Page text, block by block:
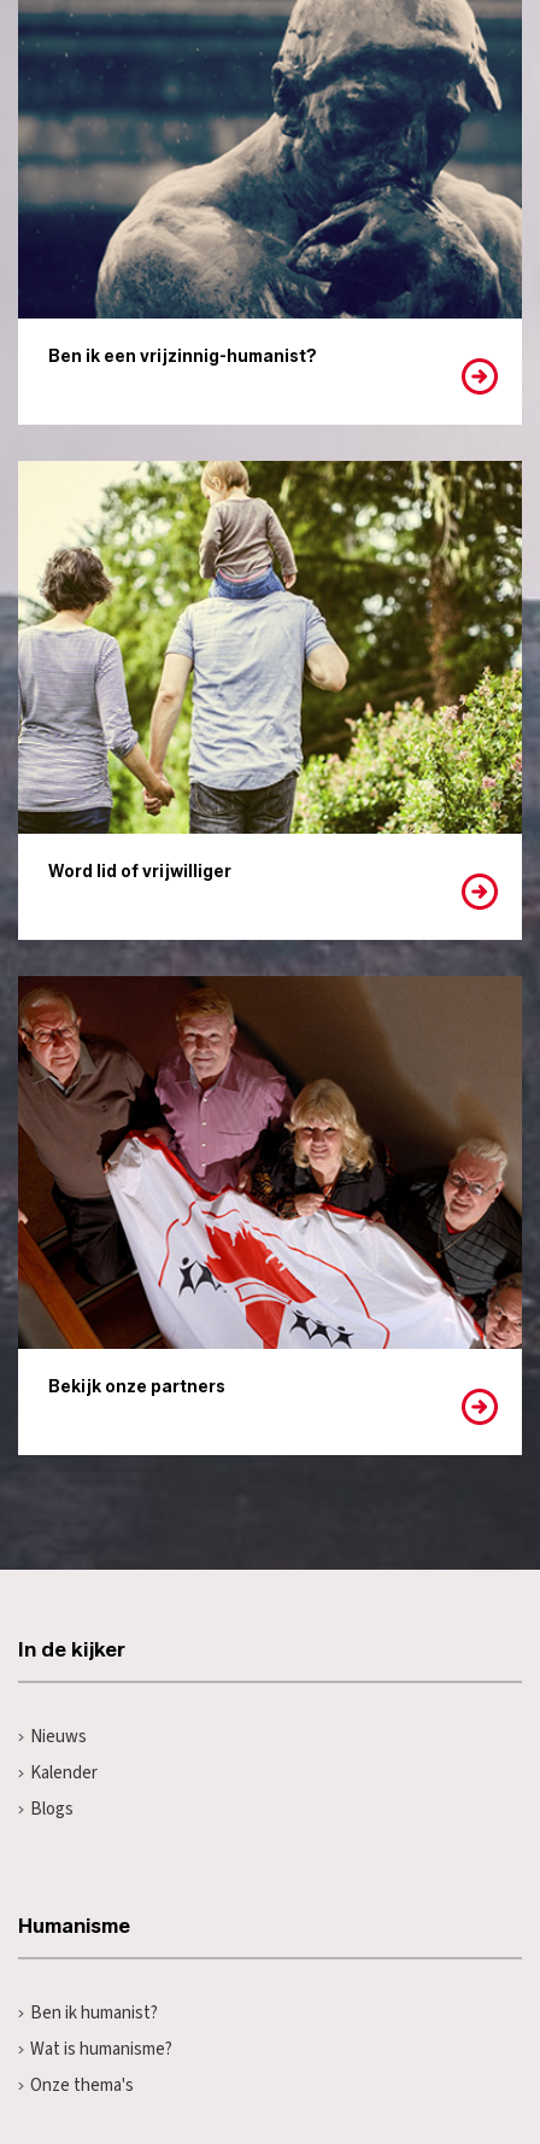
Ben ik een vrijzinnig-humanist?
Word lid of vrijwilliger
Bekijk onze partners
In de kijker
Nieuws
Kalender
Blogs
Humanisme
Ben ik humanist?
Wat is humanisme?
Onze thema's